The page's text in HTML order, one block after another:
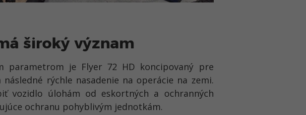
široký význam
parametrom je Flyer 72 HD koncipovaný pre
rýchle nasadenie na operácie na zemi.
vozidlo úlohám od eskortných a ochranných
ochranu pohyblivým jednotkám.